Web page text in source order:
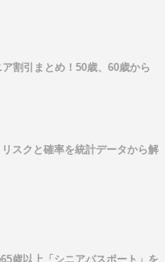
ア割引まとめ！50歳、60歳から
スクと確率を統計データから解
歳以上「シニアパスポート」を